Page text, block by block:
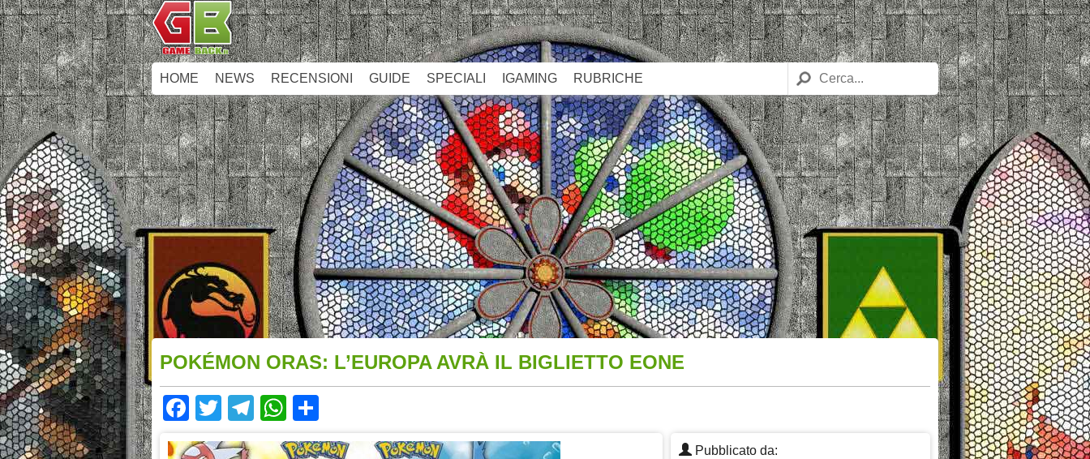
HOME NEWS RECENSIONI GUIDE SPECIALI IGAMING RUBRICHE
POKÉMON ORAS: L’EUROPA AVRÀ IL BIGLIETTO EONE
Facebook
TwitterTelegram
WhatsApp
Pubblicato da: